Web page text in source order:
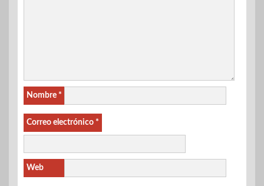
Nombre *
Correo electrónico *
Web